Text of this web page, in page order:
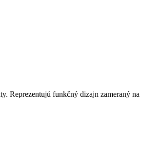
Reprezentujú funkčný dizajn zameraný